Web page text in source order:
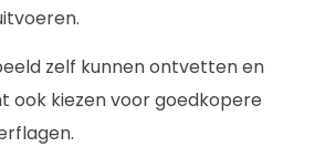
zelf kunnen ontvetten en
ook kiezen voor goedkopere